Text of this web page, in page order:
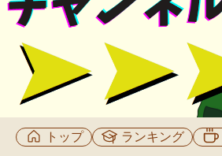
トップ ランキング